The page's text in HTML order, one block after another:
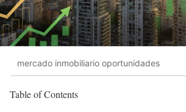
mercado inmobiliario oportunidades
Table of Contents